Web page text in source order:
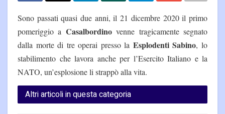
Sono passati quasi due anni, il 21 dicembre 2020 il primo
pomeriggio a Casalbordinovenne tragicamente segnato
dalla morte di tre operai presso la Esplodenti Sabino, lo
stabilimento che lavora anche per l’Esercito Italiano e la
NATO, un’esplosione li strappò alla vita.
Altri articoli in questa categoria